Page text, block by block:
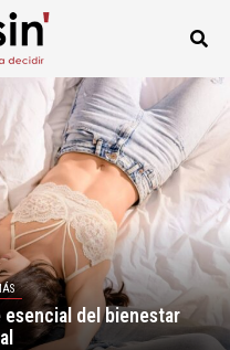
esencial del bienestar